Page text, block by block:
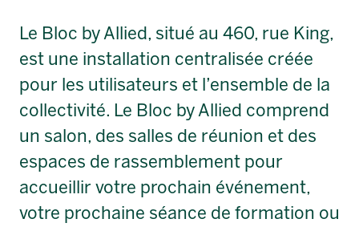
Le Bloc by Allied, situé au 460, rue King,
est une installation centralisée créée
pour les utilisateurs et l’ensemble de la
collectivité. Le Bloc by Allied comprend
un salon, des salles de réunion et des
espaces de rassemblement pour
accueillir votre prochain événement,
votre prochaine séance de formation ou